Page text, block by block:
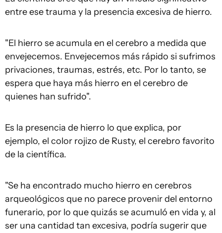
entre ese trauma y la presencia excesiva de hierro.
"El hierro se acumula en el cerebro a medida que
envejecemos. Envejecemos más rápido si sufrimos
privaciones, traumas, estrés, etc. Por lo tanto, se
espera que haya más hierro en el cerebro de
quienes han sufrido".
Es la presencia de hierro lo que explica, por
ejemplo, el color rojizo de Rusty, el cerebro favorito
de la científica.
"Se ha encontrado mucho hierro en cerebros
arqueológicos que no parece provenir del entorno
funerario, por lo que quizás se acumuló en vida y, al
ser una cantidad tan excesiva, podría sugerir que